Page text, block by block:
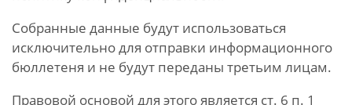
Собранные данные будут использоваться
исключительно для отправки информационного
бюллетеня и не будут переданы третьим лицам.
Правовой основой для этого является ст. 6 п. 1